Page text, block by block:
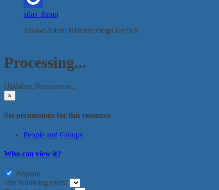
atlas_ihpan
Zakład Atlasu Historycznego IHPAN
Processing...
Updating Permissions...
×
Set permissions for this resource
People and Groups
Who can view it?
Anyone
The following users: